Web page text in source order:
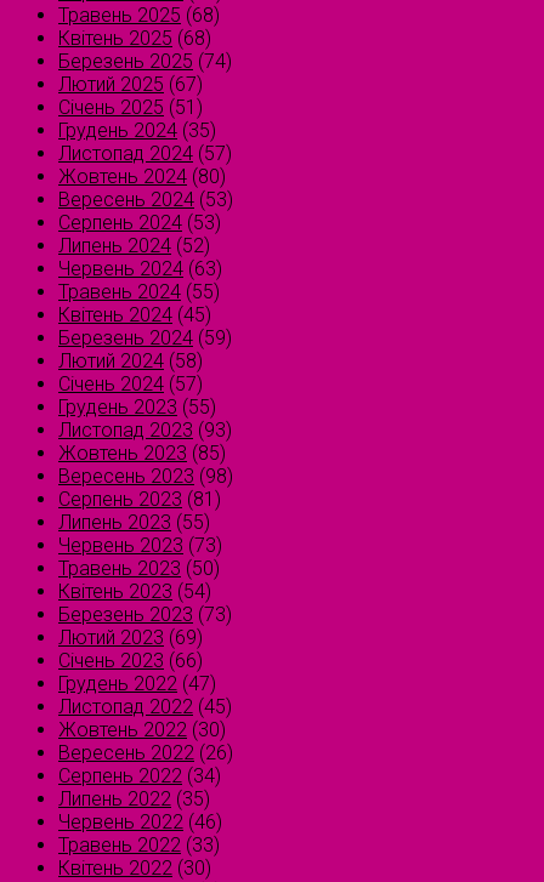
Травень 2025 (68)
Квітень 2025 (68)
Березень 2025 (74)
Лютий 2025 (67)
Січень 2025 (51)
Грудень 2024 (35)
Листопад 2024 (57)
Жовтень 2024 (80)
Вересень 2024 (53)
Серпень 2024 (53)
Липень 2024 (52)
Червень 2024 (63)
Травень 2024 (55)
Квітень 2024 (45)
Березень 2024 (59)
Лютий 2024 (58)
Січень 2024 (57)
Грудень 2023 (55)
Листопад 2023 (93)
Жовтень 2023 (85)
Вересень 2023 (98)
Серпень 2023 (81)
Липень 2023 (55)
Червень 2023 (73)
Травень 2023 (50)
Квітень 2023 (54)
Березень 2023 (73)
Лютий 2023 (69)
Січень 2023 (66)
Грудень 2022 (47)
Листопад 2022 (45)
Жовтень 2022 (30)
Вересень 2022 (26)
Серпень 2022 (34)
Липень 2022 (35)
Червень 2022 (46)
Травень 2022 (33)
Квітень 2022 (30)